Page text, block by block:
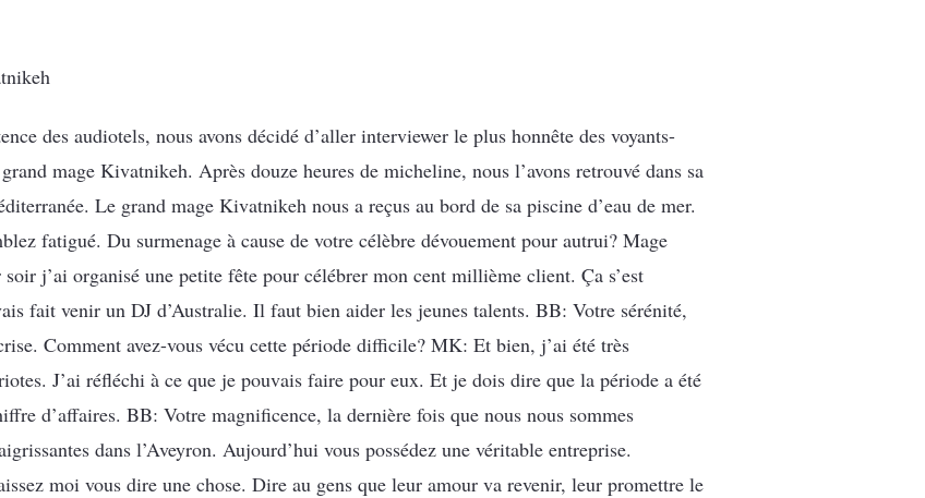
des audiotels, nous avons décidé d’aller interviewer le plus honnête des voyants-
mage Kivatnikeh. Après douze heures de micheline, nous l’avons retrouvé dans sa
Le grand mage Kivatnikeh nous a reçus au bord de sa piscine d’eau de mer.
fatigué. Du surmenage à cause de votre célèbre dévouement pour autrui? Mage
j’ai organisé une petite fête pour célébrer mon cent millième client. Ça s’est
fait venir un DJ d’Australie. Il faut bien aider les jeunes talents. BB: Votre sérénité,
Comment avez-vous vécu cette période difficile? MK: Et bien, j’ai été très
J’ai réfléchi à ce que je pouvais faire pour eux. Et je dois dire que la période a été
d’affaires. BB: Votre magnificence, la dernière fois que nous nous sommes
dans l’Aveyron. Aujourd’hui vous possédez une véritable entreprise.
moi vous dire une chose. Dire au gens que leur amour va revenir, leur promettre le